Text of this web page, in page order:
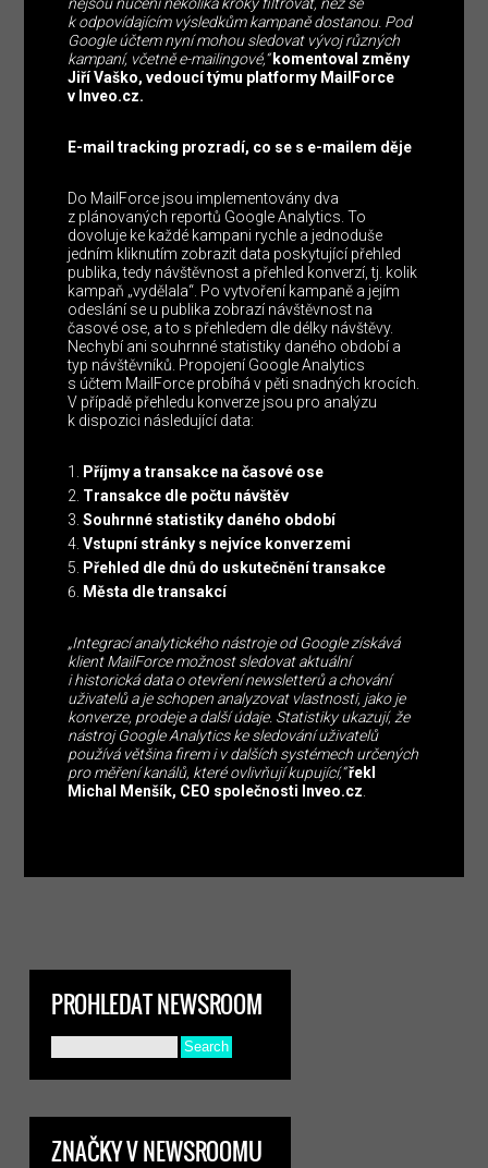
k odpovídajícím výsledkům kampaně dostanou. Pod
Google účtem nyní mohou sledovat vývoj různých
kampaní, včetně e-mailingové,“ komentoval změny
Jiří Vaško, vedoucí týmu platformy MailForce
v Inveo.cz.
E-mail tracking prozradí, co se s e-mailem děje
Do MailForce jsou implementovány dva
z plánovaných reportů Google Analytics. To
dovoluje ke každé kampani rychle a jednoduše
jedním kliknutím zobrazit data poskytující přehled
publika, tedy návštěvnost a přehled konverzí, tj. kolik
kampaň „vydělala“. Po vytvoření kampaně a jejím
odeslání se u publika zobrazí návštěvnost na
časové ose, a to s přehledem dle délky návštěvy.
Nechybí ani souhrnné statistiky daného období a
typ návštěvníků. Propojení Google Analytics
s účtem MailForce probíhá v pěti snadných krocích.
V případě přehledu konverze jsou pro analýzu
k dispozici následující data:
Příjmy a transakce na časové ose
Transakce dle počtu návštěv
Souhrnné statistiky daného období
Vstupní stránky s nejvíce konverzemi
Přehled dle dnů do uskutečnění transakce
Města dle transakcí
„Integrací analytického nástroje od Google získává
klient MailForce možnost sledovat aktuální
i historická data o otevření newsletterů a chování
uživatelů a je schopen analyzovat vlastnosti, jako je
konverze, prodeje a další údaje. Statistiky ukazují, že
nástroj Google Analytics ke sledování uživatelů
používá většina firem i v dalších systémech určených
pro měření kanálů, které ovlivňují kupující,“řekl
Michal Menšík, CEO společnosti Inveo.cz
PROHLEDAT NEWSROOM
ZNAČKY V NEWSROOMU